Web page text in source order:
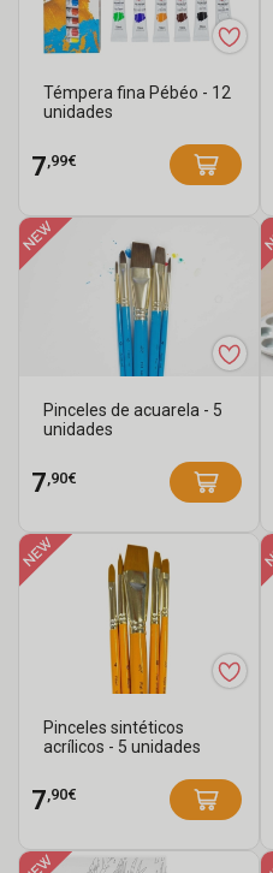
Témpera fina Pébéo - 12
unidades
7 ,99€
Pinceles de acuarela - 5
unidades
7 ,90€
Pinceles sintéticos
acrílicos - 5 unidades
7 ,90€